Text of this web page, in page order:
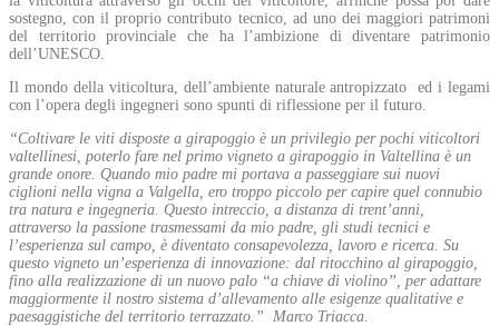
sostegno, con il proprio contributo tecnico, ad uno dei maggiori patrimoni
del territorio provinciale che ha l’ambizione di diventare patrimonio
dell’UNESCO.
Il mondo della viticoltura, dell’ambiente naturale antropizzato ed i legami
con l’opera degli ingegneri sono spunti di riflessione per il futuro.
“Coltivare le viti disposte a girapoggio è un privilegio per pochi viticoltori
valtellinesi, poterlo fare nel primo vigneto a girapoggio in Valtellina è un
grande onore. Quando mio padre mi portava a passeggiare sui nuovi
ciglioni nella vigna a Valgella, ero troppo piccolo per capire quel connubio
tra natura e ingegneria. Questo intreccio, a distanza di trent’anni,
attraverso la passione trasmessami da mio padre, gli studi tecnici e
l’esperienza sul campo, è diventato consapevolezza, lavoro e ricerca. Su
questo vigneto un’esperienza di innovazione: dal ritocchino al girapoggio,
fino alla realizzazione di un nuovo palo “a chiave di violino”, per adattare
maggiormente il nostro sistema d’allevamento alle esigenze qualitative e
paesaggistiche del territorio terrazzato.” Marco Triacca.